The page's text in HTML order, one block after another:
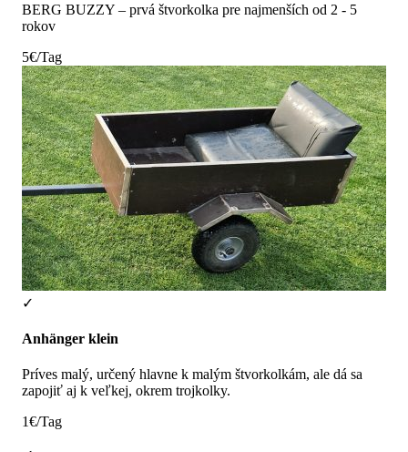
BERG BUZZY – prvá štvorkolka pre najmenších od 2 - 5
rokov
5€/Tag
✓
Anhänger klein
Príves malý, určený hlavne k malým štvorkolkám, ale dá sa
zapojiť aj k veľkej, okrem trojkolky.
1€/Tag